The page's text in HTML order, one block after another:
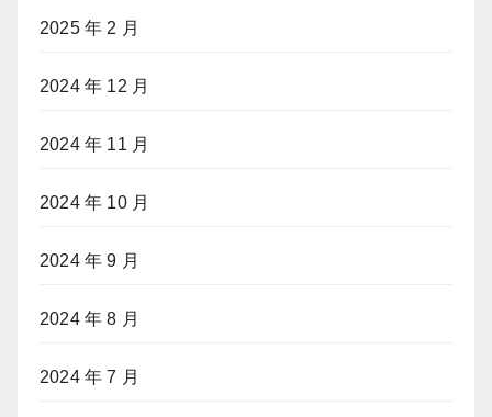
2025 年 2 月
2024 年 12 月
2024 年 11 月
2024 年 10 月
2024 年 9 月
2024 年 8 月
2024 年 7 月